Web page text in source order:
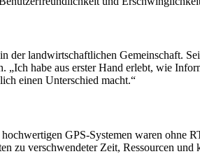
landwirtschaftlichen Gemeinschaft.
habe aus erster Hand erlebt, wie
einen Unterschied macht.“
GPS-Systemen waren ohne
zu verschwendeter Zeit, Ressourcen und